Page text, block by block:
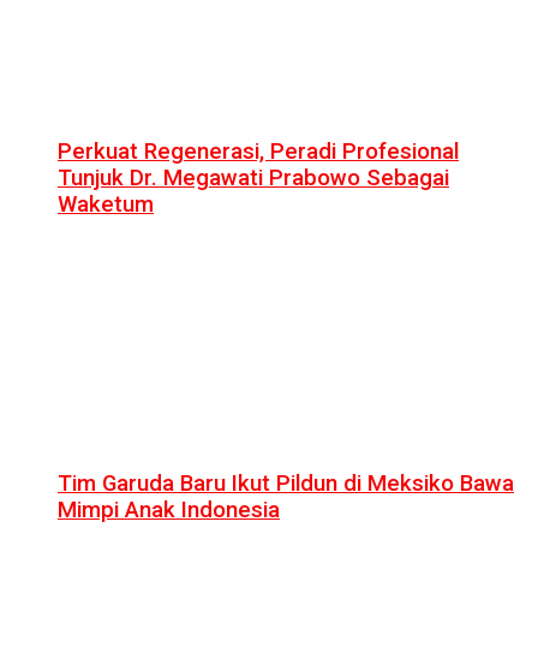
Perkuat Regenerasi, Peradi Profesional
Tunjuk Dr. Megawati Prabowo Sebagai
Waketum
Tim Garuda Baru Ikut Pildun di Meksiko Bawa
Mimpi Anak Indonesia